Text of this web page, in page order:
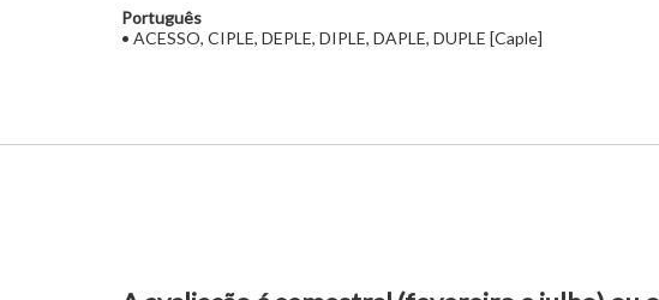
Português
• ACESSO, CIPLE, DEPLE, DIPLE, DAPLE, DUPLE [Caple]